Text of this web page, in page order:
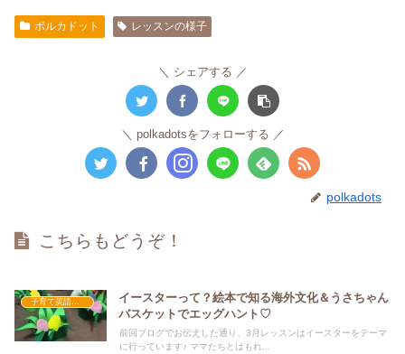
ポルカドット レッスンの様子
シェアする
polkadotsをフォローする
polkadots
こちらもどうぞ！
子育て英語講座
イースターって？絵本で知る海外文化＆うさちゃん
バスケットでエッグハント♡
前回ブログでお伝えした通り、3月レッスンはイースターをテーマ
に行っています♪ ママたちとはもれ...